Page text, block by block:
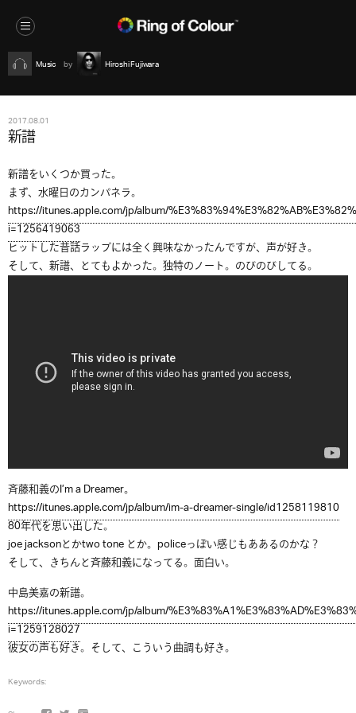
Music Hiroshi Fujiwara
2017.08.01
新譜
新譜をいくつか買った。
まず、水曜日のカンパネラ。
https://itunes.apple.com/jp/album/
i=1256419063
ヒットした昔話ラップには全く興味なかったんですが、声が好き。
そして、新譜、とてもよかった。独特のノート。のびのびしてる。
斉藤和義のI’m a Dreamer。
https://itunes.apple.com/jp/album/im-a-dreamer-single/id1258119810
80年代を思い出した。
joe jacksonとかtwo tone とか。policeっぽい感じもああるのかな？
そして、きちんと斉藤和義になってる。面白い。
中島美嘉の新譜。
https://itunes.apple.com/jp/album/
i=1259128027
彼女の声も好き。そして、こういう曲調も好き。
Keywords: